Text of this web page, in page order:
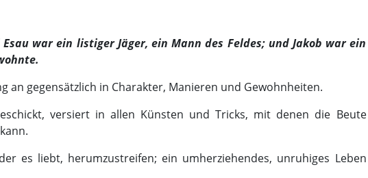
war ein listiger Jäger, ein Mann des Feldes; und Jakob war ein
an gegensätzlich in Charakter, Manieren und Gewohnheiten.
versiert in allen Künsten und Tricks, mit denen die Beute
es liebt, herumzustreifen; ein umherziehendes, unruhiges Leben